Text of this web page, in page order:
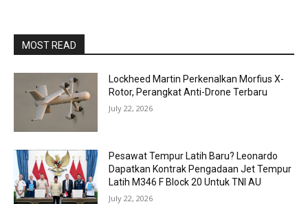
MOST READ
Lockheed Martin Perkenalkan Morfius X-
Rotor, Perangkat Anti-Drone Terbaru
July 22, 2026
Pesawat Tempur Latih Baru? Leonardo
Dapatkan Kontrak Pengadaan Jet Tempur
Latih M346 F Block 20 Untuk TNI AU
July 22, 2026